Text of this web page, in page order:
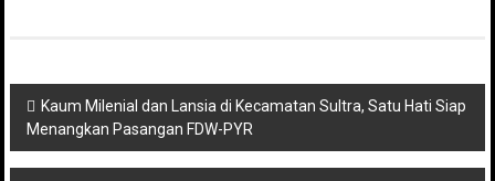
Navigasi
pos
Kaum Milenial dan Lansia di Kecamatan Sultra, Satu Hati Siap
Menangkan Pasangan FDW-PYR